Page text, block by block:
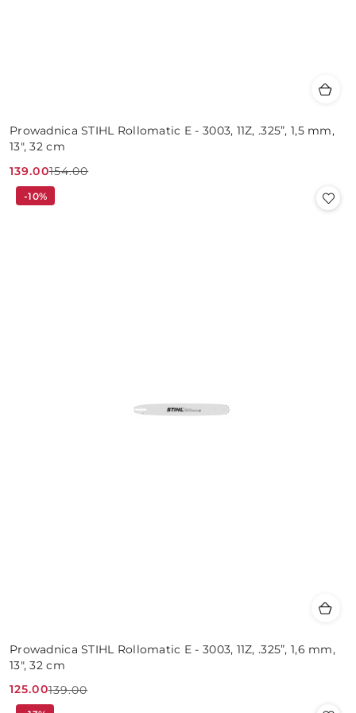
Prowadnica STIHL Rollomatic E - 3003, 11Z, .325”, 1,5 mm,
13", 32 cm
Cena
promocyjna:
139.00
Cena
przed
154.00
Prowadnica STIHL Rollomatic E - 3003, 11Z, .325”, 1,6 mm,
13", 32 cm
Cena
125.00
Cena
139.00
-10%